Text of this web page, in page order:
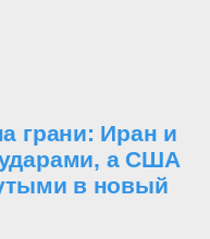
грани: Иран и
а США
в новый